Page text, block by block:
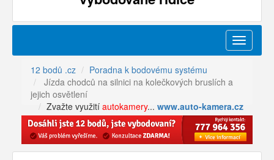
Menu
12 bodů .cz
Poradna k bodovému systému
Jízda chodců na silnici na kolečkových bruslích a
jejich osvětlení
Zvažte využití autokamery... www.auto-kamera.cz